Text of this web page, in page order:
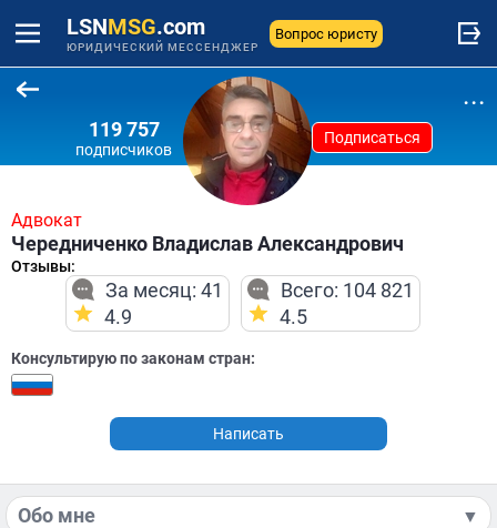
LSNMSG.com
ЮРИДИЧЕСКИЙ МЕССЕНДЖЕР
Вопрос юристу
119 757
подписчиков
Подписаться
...
Адвокат
Чередниченко Владислав Александрович
Отзывы:
За месяц: 41
4.9
Всего: 104 821
4.5
Консультирую по законам стран:
Написать
Обо мне ▼